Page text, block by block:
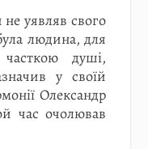
не уявляв свого
людина, для
душі,
у своїй
Олександр
час очолював